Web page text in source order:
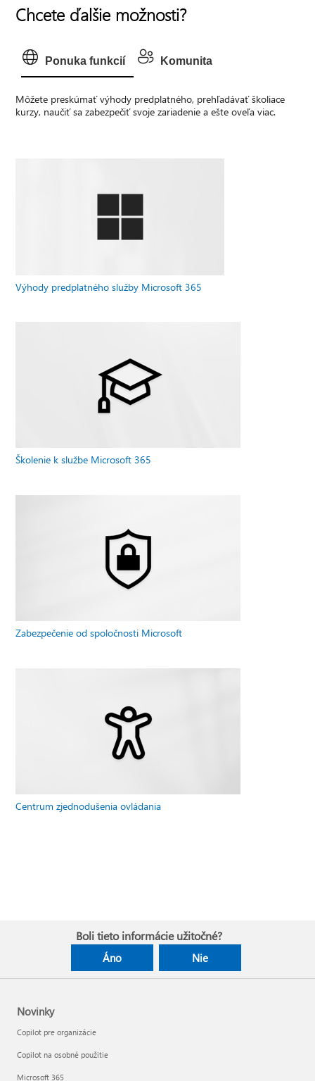
Chcete ďalšie možnosti?
Ponuka funkcií Komunita
Môžete preskúmať výhody predplatného, prehľadávať školiace
kurzy, naučiť sa zabezpečiť svoje zariadenie a ešte oveľa viac.
Výhody predplatného služby Microsoft 365
Školenie k službe Microsoft 365
Zabezpečenie od spoločnosti Microsoft
Centrum zjednodušenia ovládania
Boli tieto informácie užitočné?
Áno Nie
Novinky
Copilot pre organizácie
Copilot na osobné použitie
Microsoft 365